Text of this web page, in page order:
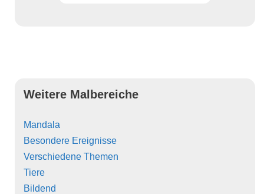
Weitere Malbereiche
Mandala
Besondere Ereignisse
Verschiedene Themen
Tiere
Bildend